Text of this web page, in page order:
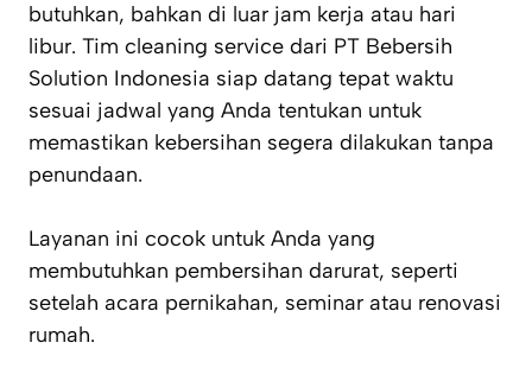
butuhkan, bahkan di luar jam kerja atau hari
libur. Tim cleaning service dari PT Bebersih
Solution Indonesia siap datang tepat waktu
sesuai jadwal yang Anda tentukan untuk
memastikan kebersihan segera dilakukan tanpa
penundaan.
Layanan ini cocok untuk Anda yang
membutuhkan pembersihan darurat, seperti
setelah acara pernikahan, seminar atau renovasi
rumah.